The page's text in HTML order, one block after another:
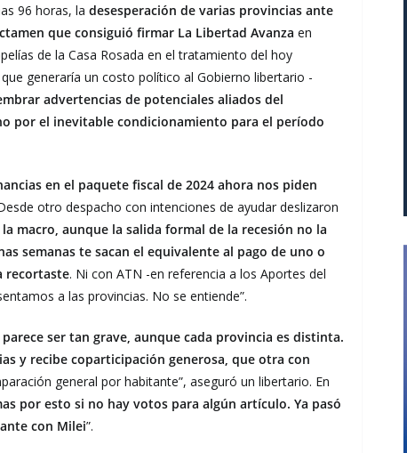
96 horas, la desesperación de varias provincias ante
que consiguió firmar La Libertad Avanza en
de la Casa Rosada en el tratamiento del hoy
generaría un costo político al Gobierno libertario -
advertencias de potenciales aliados del
por el inevitable condicionamiento para el período
en el paquete fiscal de 2024 ahora nos piden
otro despacho con intenciones de ayudar deslizaron
la macro, aunque la salida formal de la recesión no la
semanas te sacan el equivalente al pago de uno o
recortaste. Ni con ATN -en referencia a los Aportes del
a las provincias. No se entiende”.
parece ser tan grave, aunque cada provincia es distinta.
y recibe coparticipación generosa, que otra con
general por habitante”, aseguró un libertario. En
por esto si no hay votos para algún artículo. Ya pasó
con Milei”.